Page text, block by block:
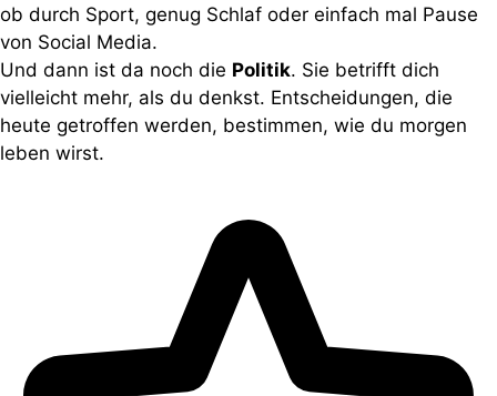
ob durch Sport, genug Schlaf oder einfach mal Pause
von Social Media.
Und dann ist da noch die Politik. Sie betrifft dich
vielleicht mehr, als du denkst. Entscheidungen, die
heute getroffen werden, bestimmen, wie du morgen
leben wirst.